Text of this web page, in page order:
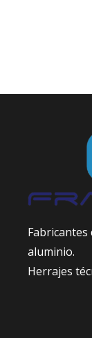
aluminio.
Herrajes